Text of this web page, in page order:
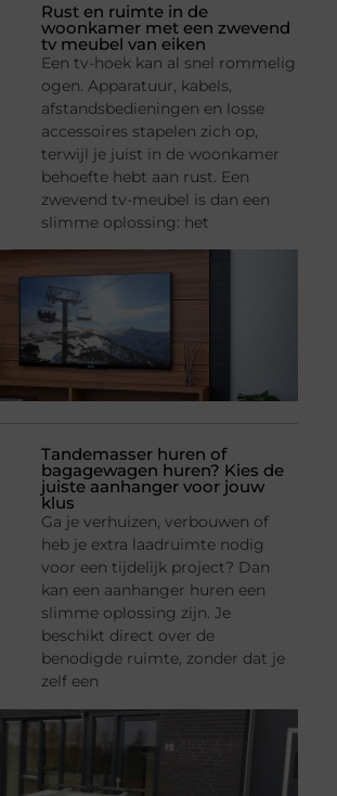
Rust en ruimte in de
woonkamer met een zwevend
tv meubel van eiken
Een tv-hoek kan al snel rommelig
ogen. Apparatuur, kabels,
afstandsbedieningen en losse
accessoires stapelen zich op,
terwijl je juist in de woonkamer
behoefte hebt aan rust. Een
zwevend tv-meubel is dan een
slimme oplossing: het
Tandemasser huren of
bagagewagen huren? Kies de
juiste aanhanger voor jouw
klus
Ga je verhuizen, verbouwen of
heb je extra laadruimte nodig
voor een tijdelijk project? Dan
kan een aanhanger huren een
slimme oplossing zijn. Je
beschikt direct over de
benodigde ruimte, zonder dat je
zelf een